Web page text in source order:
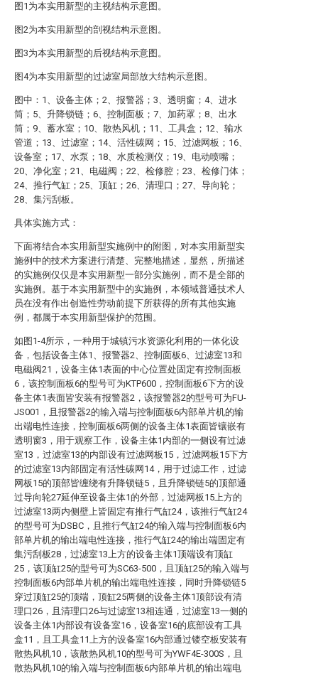
图1为本实用新型的主视结构示意图。
图2为本实用新型的剖视结构示意图。
图3为本实用新型的后视结构示意图。
图4为本实用新型的过滤室局部放大结构示意图。
图中：1、设备主体；2、报警器；3、透明窗；4、进水
筒；5、升降锁链；6、控制面板；7、加药罩；8、出水
筒；9、蓄水室；10、散热风机；11、工具盒；12、输水
管道；13、过滤室；14、活性碳网；15、过滤网板；16、
设备室；17、水泵；18、水质检测仪；19、电动喷嘴；
20、净化室；21、电磁阀；22、检修腔；23、检修门体；
24、推行气缸；25、顶缸；26、清理口；27、导向轮；
28、集污刮板。
具体实施方式：
下面将结合本实用新型实施例中的附图，对本实用新型实
施例中的技术方案进行清楚、完整地描述，显然，所描述
的实施例仅仅是本实用新型一部分实施例，而不是全部的
实施例。基于本实用新型中的实施例，本领域普通技术人
员在没有作出创造性劳动前提下所获得的所有其他实施
例，都属于本实用新型保护的范围。
如图1-4所示，一种用于城镇污水资源化利用的一体化设
备，包括设备主体1、报警器2、控制面板6、过滤室13和
电磁阀21，设备主体1表面的中心位置处固定有控制面板
6，该控制面板6的型号可为KTP600，控制面板6下方的设
备主体1表面皆安装有报警器2，该报警器2的型号可为FU-
JS001，且报警器2的输入端与控制面板6内部单片机的输
出端电性连接，控制面板6两侧的设备主体1表面皆镶嵌有
透明窗3，用于观察工作，设备主体1内部的一侧设有过滤
室13，过滤室13的内部设有过滤网板15，过滤网板15下方
的过滤室13内部固定有活性碳网14，用于过滤工作，过滤
网板15的顶部皆缠绕有升降锁链5，且升降锁链5的顶部通
过导向轮27延伸至设备主体1的外部，过滤网板15上方的
过滤室13两内侧壁上皆固定有推行气缸24，该推行气缸24
的型号可为DSBC，且推行气缸24的输入端与控制面板6内
部单片机的输出端电性连接，推行气缸24的输出端固定有
集污刮板28，过滤室13上方的设备主体1顶端设有顶缸
25，该顶缸25的型号可为SC63-500，且顶缸25的输入端与
控制面板6内部单片机的输出端电性连接，同时升降锁链5
穿过顶缸25的顶端，顶缸25两侧的设备主体1顶部设有清
理口26，且清理口26与过滤室13相连通，过滤室13一侧的
设备主体1内部设有设备室16，设备室16的底部设有工具
盒11，且工具盒11上方的设备室16内部通过镂空板安装有
散热风机10，该散热风机10的型号可为YWF4E-300S，且
散热风机10的输入端与控制面板6内部单片机的输出端电